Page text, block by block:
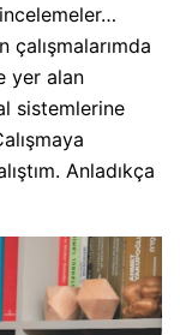
yer alan
sistemlerine
Anladıkça